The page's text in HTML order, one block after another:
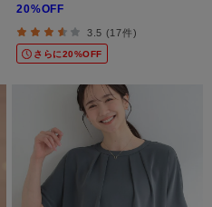
20%OFF
3.5 (17件)
さらに20%OFF